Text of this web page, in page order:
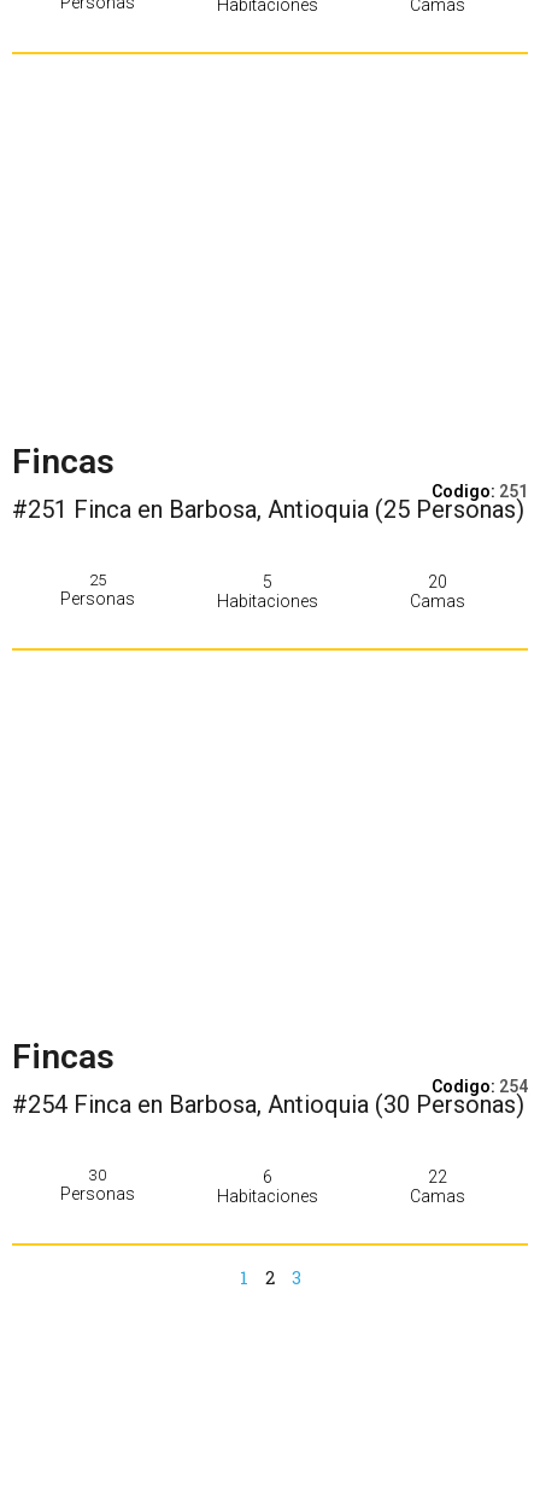
Habitaciones
Camas
Fincas
Codigo: 251
#251 Finca en Barbosa, Antioquia (25 Personas)
25
Personas
5
Habitaciones
20
Camas
Fincas
Codigo: 254
#254 Finca en Barbosa, Antioquia (30 Personas)
30
Personas
6
Habitaciones
22
Camas
1 2 3